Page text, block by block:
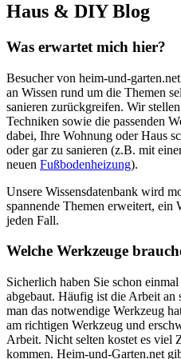
Haus & DIY Blog
Was erwartet mich hier?
Besucher von heim-und-
an Wissen rund um die Themen
sanieren zurückgreifen. Wir
Techniken sowie die passenden
dabei, Ihre Wohnung oder Haus
oder gar zu sanieren (z.B. mit
neuen Fußbodenheizung).
Unsere Wissensdatenbank wird
spannende Themen erweitert, ein
jeden Fall.
Welche Werkzeuge
Sicherlich haben Sie schon
abgebaut. Häufig ist die Arbeit an
man das notwendige Werkzeug
am richtigen Werkzeug und
Arbeit. Nicht selten kostet es viel
kommen. Heim-und-Garten.net